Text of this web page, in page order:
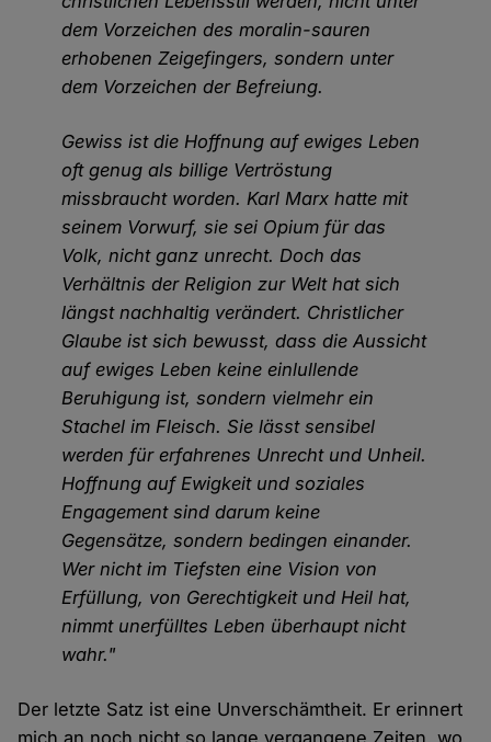
dem Vorzeichen des moralin-sauren
erhobenen Zeigefingers, sondern unter
dem Vorzeichen der Befreiung.
Gewiss ist die Hoffnung auf ewiges Leben
oft genug als billige Vertröstung
missbraucht worden. Karl Marx hatte mit
seinem Vorwurf, sie sei Opium für das
Volk, nicht ganz unrecht. Doch das
Verhältnis der Religion zur Welt hat sich
längst nachhaltig verändert. Christlicher
Glaube ist sich bewusst, dass die Aussicht
auf ewiges Leben keine einlullende
Beruhigung ist, sondern vielmehr ein
Stachel im Fleisch. Sie lässt sensibel
werden für erfahrenes Unrecht und Unheil.
Hoffnung auf Ewigkeit und soziales
Engagement sind darum keine
Gegensätze, sondern bedingen einander.
Wer nicht im Tiefsten eine Vision von
Erfüllung, von Gerechtigkeit und Heil hat,
nimmt unerfülltes Leben überhaupt nicht
wahr."
Der letzte Satz ist eine Unverschämtheit. Er erinnert